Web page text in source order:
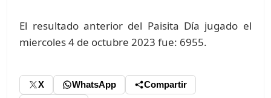
El resultado anterior del Paisita Día jugado el
miercoles 4 de octubre 2023 fue: 6955.
X WhatsApp
Compartir